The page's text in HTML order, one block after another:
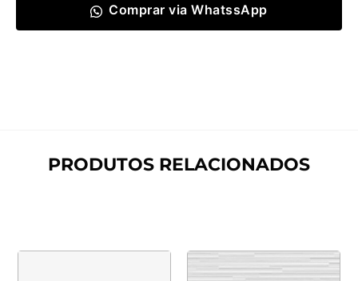
Comprar via WhatssApp
PRODUTOS RELACIONADOS